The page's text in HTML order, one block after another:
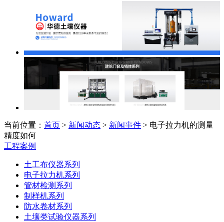
当前位置： 首页 > 新闻动态 > 新闻事件 > 电子拉力机的测量
精度如何
工程案例
土工布仪器系列
电子拉力机系列
管材检测系列
制样机系列
防水卷材系列
土壤类试验仪器系列